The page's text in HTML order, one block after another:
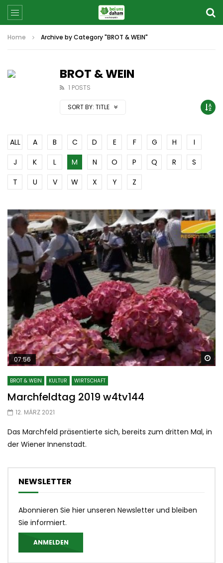
Home Archive by Category "BROT & WEIN"
BROT & WEIN
1 POSTS
SORT BY: TITLE
ALL A B C D E F G H
I
J
K L M N O P Q R
S
T
U V W X Y Z
07:56
BROT & WEIN KULTUR WIRTSCHAFT
Marchfeldtag 2019 w4tv144
12. MÄRZ 2021
Das Marchfeld präsentierte sich, bereits zum dritten Mal, in
der Wiener Innenstadt.
NEWSLETTER
Abonnieren Sie hier unseren Newsletter und bleiben
Sie informiert.
ANMELDEN